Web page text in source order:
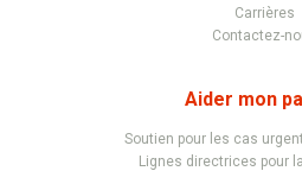
Carrières
Contactez-
Aider mon
Soutien pour les cas
Lignes directrices pour